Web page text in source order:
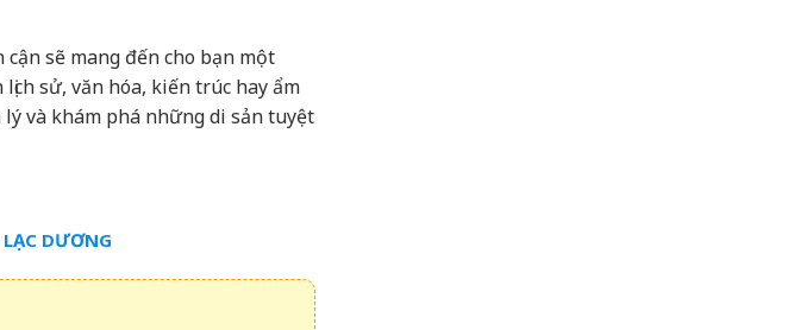
sẽ mang đến cho bạn một
sử, văn hóa, kiến trúc hay ẩm
và khám phá những di sản tuyệt
DƯƠNG